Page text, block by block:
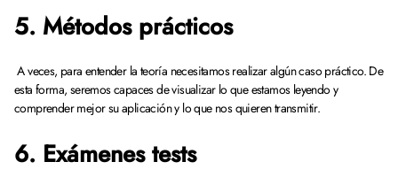
5. Métodos prácticos
A veces, para entender la teoría necesitamos realizar algún caso práctico. De
esta forma, seremos capaces de visualizar lo que estamos leyendo y
comprender mejor su aplicación y lo que nos quieren transmitir.
6. Exámenes tests